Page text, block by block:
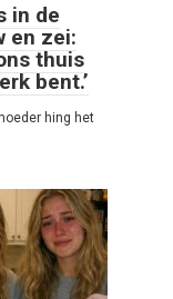
in de
en zei:
thuis
bent.’
hing het